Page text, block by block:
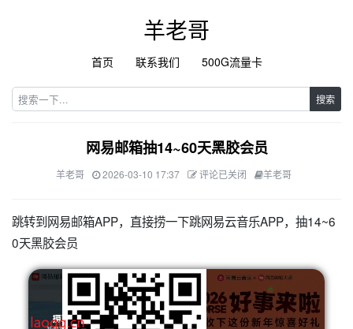
羊老哥
首页 联系我们 500G流量卡
搜索
网易邮箱抽14~60天黑胶会员
羊老哥 2026-03-10 17:37 评论已关闭 羊老哥
跳转到网易邮箱APP，直接捞一下跳网易云音乐APP，抽14~6
0天黑胶会员